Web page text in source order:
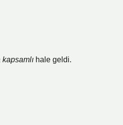
kapsamlı hale geldi.